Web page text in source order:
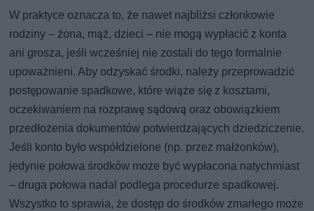
W praktyce oznacza to, że nawet najbliżsi członkowie
rodziny – żona, mąż, dzieci – nie mogą wypłacić z konta
ani grosza, jeśli wcześniej nie zostali do tego formalnie
upoważnieni. Aby odzyskać środki, należy przeprowadzić
postępowanie spadkowe, które wiąże się z kosztami,
oczekiwaniem na rozprawę sądową oraz obowiązkiem
przedłożenia dokumentów potwierdzających dziedziczenie.
Jeśli konto było współdzielone (np. przez małżonków),
jedynie połowa środków może być wypłacona natychmiast
– druga połowa nadal podlega procedurze spadkowej.
Wszystko to sprawia, że dostęp do środków zmarłego może